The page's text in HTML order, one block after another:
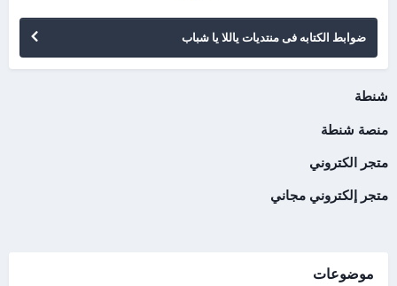
ضوابط الكتابه فى منتديات ياللا يا شباب
شنطة
منصة شنطة
متجر الكتروني
متجر إلكتروني مجاني
موضوعات